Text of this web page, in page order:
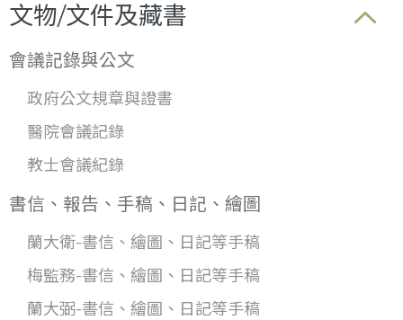
文物/文件及藏書
會議記錄與公文
政府公文規章與證書
醫院會議記錄
教士會議紀錄
書信、報告、手稿、日記、繪圖
蘭大衛-書信、繪圖、日記等手稿
梅監務-書信、繪圖、日記等手稿
蘭大弼-書信、繪圖、日記等手稿